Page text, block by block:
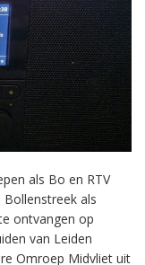
als Bo en RTV
als
ontvangen op
van Leiden
Omroep Midvliet uit